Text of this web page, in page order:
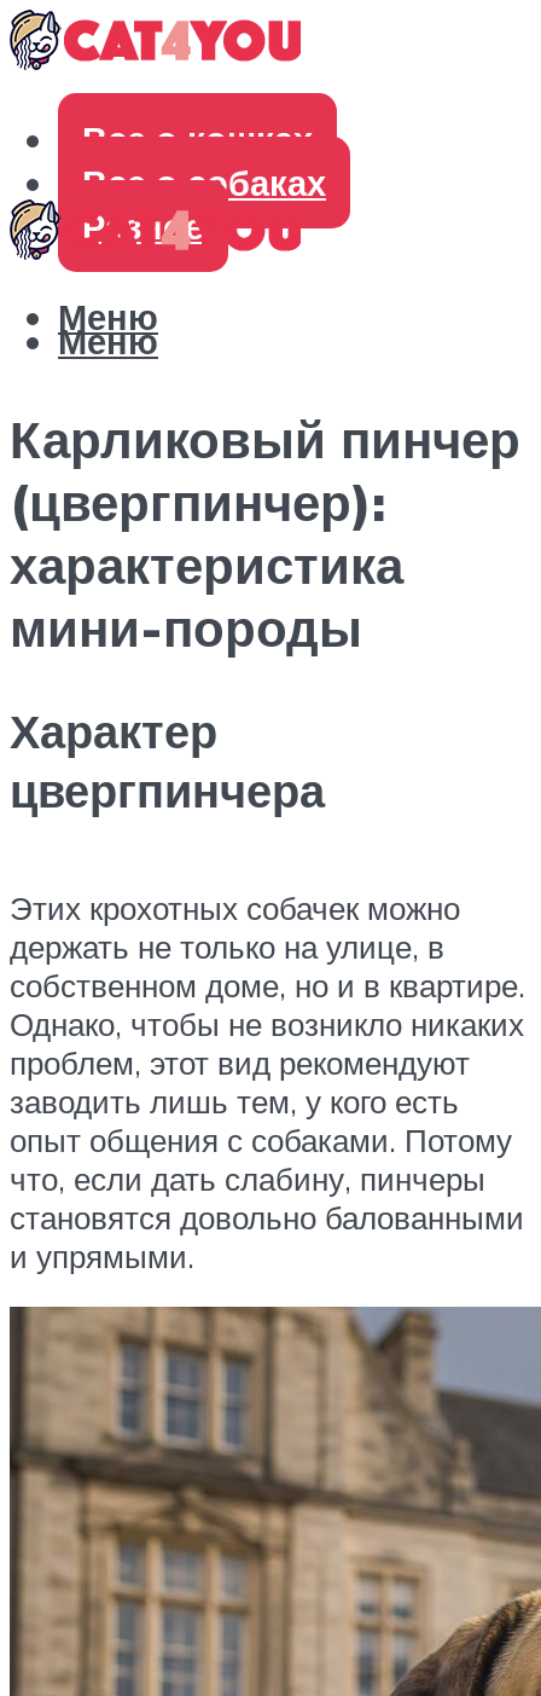
Все о кошках
Все о собаках
Разное
Меню
Меню
Карликовый пинчер
(цвергпинчер):
характеристика
мини-породы
Характер
цвергпинчера
Этих крохотных собачек можно
держать не только на улице, в
собственном доме, но и в квартире.
Однако, чтобы не возникло никаких
проблем, этот вид рекомендуют
заводить лишь тем, у кого есть
опыт общения с собаками. Потому
что, если дать слабину, пинчеры
становятся довольно балованными
и упрямыми.